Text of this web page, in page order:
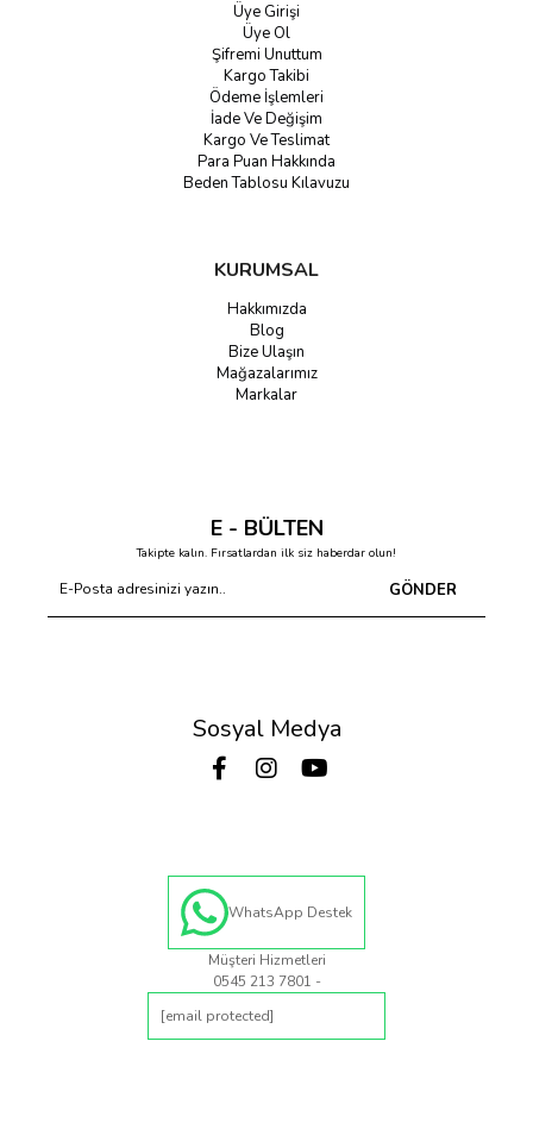
Üye Girişi
Üye Ol
Şifremi Unuttum
Kargo Takibi
Ödeme İşlemleri
İade Ve Değişim
Kargo Ve Teslimat
Para Puan Hakkında
Beden Tablosu Kılavuzu
KURUMSAL
Hakkımızda
Blog
Bize Ulaşın
Mağazalarımız
Markalar
E - BÜLTEN
Takipte kalın. Fırsatlardan ilk siz haberdar olun!
GÖNDER
Sosyal Medya
WhatsApp Destek
Müşteri Hizmetleri
0545 213 7801 -
[email protected]